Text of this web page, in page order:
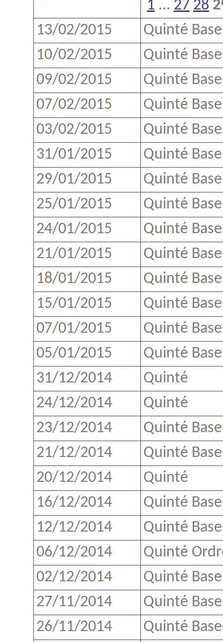
1 ... 27 28
13/02/2015
Quinté
10/02/2015
Quinté
09/02/2015
Quinté
07/02/2015
Quinté
03/02/2015
Quinté
31/01/2015
Quinté Base
29/01/2015
Quinté Base
25/01/2015
Quinté Base
24/01/2015
Quinté
21/01/2015
Quinté
18/01/2015
Quinté
15/01/2015
Quinté
07/01/2015
Quinté
05/01/2015
Quinté
31/12/2014
Quinté
24/12/2014
Quinté
23/12/2014
Quinté Base
21/12/2014
Quinté
20/12/2014
Quinté
16/12/2014
Quinté
12/12/2014
Quinté
06/12/2014
Quinté
02/12/2014
Quinté Base
27/11/2014
Quinté Base
26/11/2014
Quinté